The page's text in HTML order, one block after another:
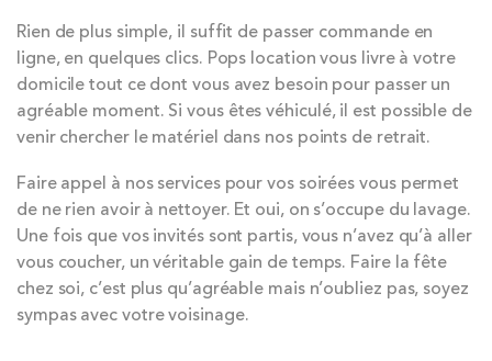
Rien de plus simple, il suffit de passer commande en
ligne, en quelques clics. Pops location vous livre à votre
domicile tout ce dont vous avez besoin pour passer un
agréable moment. Si vous êtes véhiculé, il est possible de
venir chercher le matériel dans nos points de retrait.
Faire appel à nos services pour vos soirées vous permet
de ne rien avoir à nettoyer. Et oui, on s’occupe du lavage.
Une fois que vos invités sont partis, vous n’avez qu’à aller
vous coucher, un véritable gain de temps. Faire la fête
chez soi, c’est plus qu’agréable mais n’oubliez pas, soyez
sympas avec votre voisinage.